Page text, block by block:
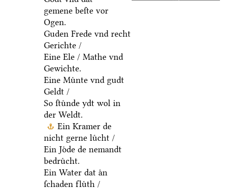
gemene beſte vor
Ogen.
Guden Frede vnd recht
Gerichte /
Eine Ele / Mathe vnd
Gewichte.
Eine Muͤnte vnd gudt
Geldt /
So ſtuͤnde ydt wol in
der Weldt.
Ein Kramer de
nicht gerne luͤcht /
Ein Joͤde de nemandt
bedruͤcht.
Ein Water dat aͤn
ſchaden fluͤth /